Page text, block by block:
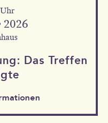
2026
Das Tref­fen